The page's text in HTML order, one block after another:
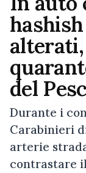
del
Durante i
Carabinieri
arterie
contrastare